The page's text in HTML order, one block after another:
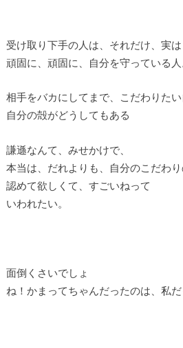
受け取り下手の人は、それだけ、実は
頑固に、頑固に、自分を守っている人
相手をバカにしてまで、こだわりた
自分の殻がどうしてもある
謙遜なんて、みせかけで、
本当は、だれよりも、自分のこだわ
認めて欲しくて、すごいねって
いわれたい。
面倒くさいでしょ
ね！かまってちゃんだったのは、私だ